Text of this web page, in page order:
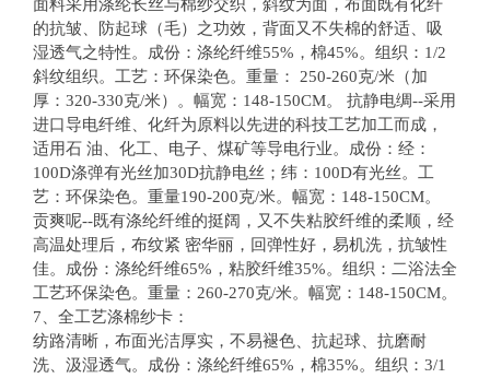
面料采用涤纶长丝与棉纱交织，斜纹为面，布面既有化纤
的抗皱、防起球（毛）之功效，背面又不失棉的舒适、吸
湿透气之特性。成份：涤纶纤维55%，棉45%。组织：1/2
斜纹组织。工艺：环保染色。重量： 250-260克/米（加
厚：320-330克/米）。幅宽：148-150CM。 抗静电绸--采用
进口导电纤维、化纤为原料以先进的科技工艺加工而成，
适用石 油、化工、电子、煤矿等导电行业。成份：经：
100D涤弹有光丝加30D抗静电丝；纬：100D有光丝。工
艺：环保染色。重量190-200克/米。幅宽：148-150CM。
贡爽呢--既有涤纶纤维的挺阔，又不失粘胶纤维的柔顺，经
高温处理后，布纹紧 密华丽，回弹性好，易机洗，抗皱性
佳。成份：涤纶纤维65%，粘胶纤维35%。组织：二浴法全
工艺环保染色。重量：260-270克/米。幅宽：148-150CM。
7、全工艺涤棉纱卡：
纺路清晰，布面光洁厚实，不易褪色、抗起球、抗磨耐
洗、汲湿透气。成份：涤纶纤维65%，棉35%。组织：3/1